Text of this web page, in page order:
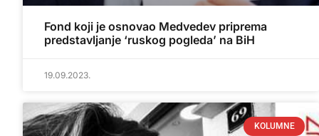
Fond koji je osnovao Medvedev priprema
predstavljanje ‘ruskog pogleda’ na BiH
19.09.2023.
KOLUMNE